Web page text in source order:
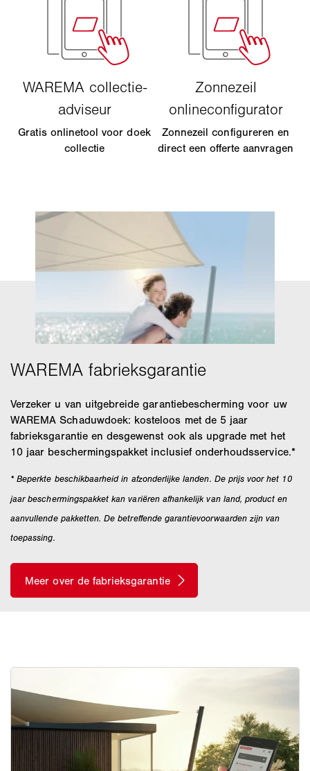
Gratis onlinetool voor doek
collectie
Zonnezeil configureren en
direct een offerte aanvragen
Verzeker u van uitgebreide garantiebescherming voor uw
WAREMA Schaduwdoek: kosteloos met de 5 jaar
fabrieksgarantie en desgewenst ook als upgrade met het
10 jaar beschermingspakket inclusief onderhoudsservice.*
* Beperkte beschikbaarheid in afzonderlijke landen. De prijs voor het 10
jaar beschermingspakket kan variëren afhankelijk van land, product en
aanvullende pakketten. De betreffende garantievoorwaarden zijn van
toepassing.